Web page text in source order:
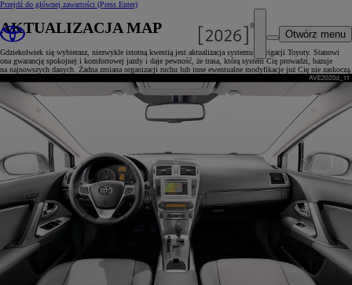
Przejdź do głównej zawartości (Press Enter)
Otwórz menu
AKTUALIZACJA MAP
Gdziekolwiek się wybierasz, niezwykle istotną kwestią jest aktualizacja systemu nawigacji Toyoty. Stanowi
ona gwarancję spokojnej i komfortowej jazdy i daje pewność, że trasa, którą system Cię prowadzi, bazuje
na najnowszych danych. Żadna zmiana organizacji ruchu lub inne ewentualne modyfikacje już Cię nie zaskoczą.